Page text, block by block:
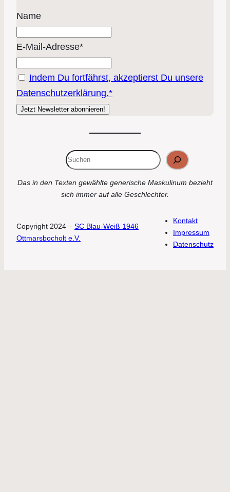
Name
E-Mail-Adresse*
Indem Du fortfährst, akzeptierst Du unsere
Datenschutzerklärung.*
Das in den Texten gewählte generische Maskulinum bezieht
sich immer auf alle Geschlechter.
Copyright 2024 – SC Blau-Weiß 1946
Ottmarsbocholt e.V.
Kontakt
Impressum
Datenschutz